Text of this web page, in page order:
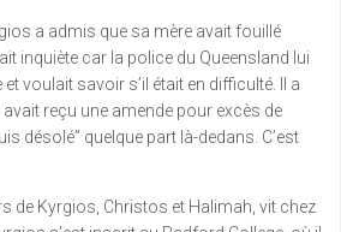
a admis que sa mère avait fouillé
inquiète car la police du Queensland lui
voulait savoir s’il était en difficulté. Il a
reçu une amende pour excès de
désolé” quelque part là-dedans. C’est
de Kyrgios, Christos et Halimah, vit chez